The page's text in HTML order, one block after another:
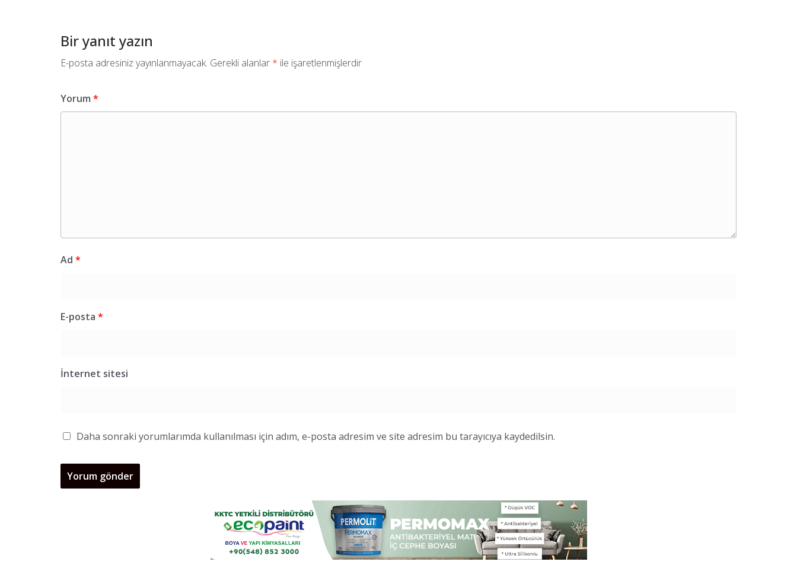
Bir yanıt yazın
E-posta adresiniz yayınlanmayacak. Gerekli alanlar * ile işaretlenmişlerdir
Yorum *
Ad *
E-posta *
İnternet sitesi
Daha sonraki yorumlarımda kullanılması için adım, e-posta adresim ve site adresim bu tarayıcıya kaydedilsin.